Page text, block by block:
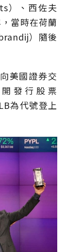
）、西佐夫
當時在荷蘭
）隨後
美國證券交
發行股票
為代號登上